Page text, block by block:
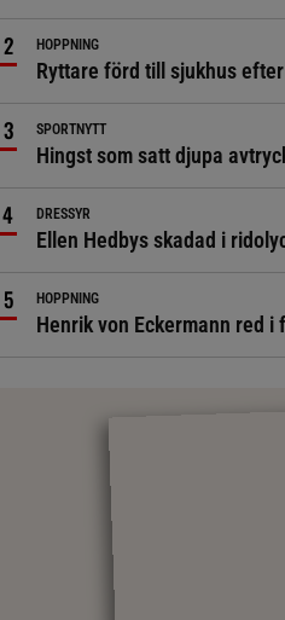
HOPPNING
Ryttare förd till sjukhus
SPORTNYTT
Hingst som satt djupa
DRESSYR
Ellen Hedbys skadad i
HOPPNING
Henrik von Eckermann red i